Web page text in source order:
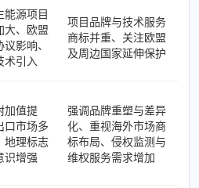
能源项目
大、欧盟
影响、
术引入
项目品牌与技术服务
商标并重、关注欧盟
及周边国家延伸保护
加值提
口市场多
地理标志
识增强
强调品牌重塑与差异
化、重视海外市场商
标布局、侵权监测与
维权服务需求增加